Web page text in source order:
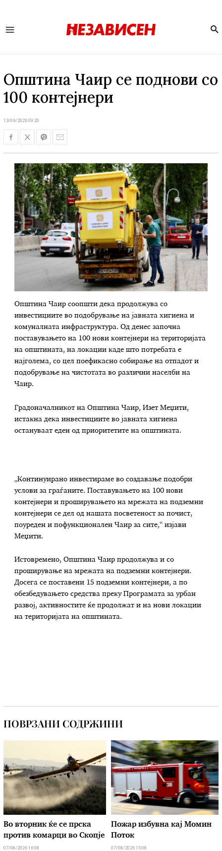
Општина Чаир се поднови со
100 контејнери
13/06/2026 09:20
Општина Чаир соопшти дека продолжува со
инвестициите во подобрување на јавната хигиена и
комуналната инфраструктура. Од денес започна
поставувањето на 100 нови контејнери на територијата
на општината, на локации каде што потребата е
најголема, со цел поефикасно собирање на отпадот и
подобрување на чистотата во различни населби на
Чаир.
Градоначалникот на Општина Чаир, Изет Меџити,
истакна дека инвестициите во јавната хигиена
остануваат еден од приоритетите на општината.
„Континуирано инвестираме во создавање подобри
услови за граѓаните. Поставувањето на 100 нови
контејнери и проширувањето на мрежата на подземни
контејнери се дел од нашата посветеност за почист,
поуреден и пофункционален Чаир за сите,“ изјави
Меџити.
Истовремено, Општина Чаир продолжува и со
проширување на мрежата на подземни контејнери.
Досега се поставени 15 подземни контејнери, а по
обезбедувањето средства преку Програмата за урбан
развој, активностите ќе продолжат и на нови локации
на територијата на општината.
ПОВРЗАНИ СОДРЖИНИ
Во вторник ќе се прска
против комарци во Скопје
07/08/2026 16:08
Пожар избувна кај Момин
Поток
07/08/2026 15:08